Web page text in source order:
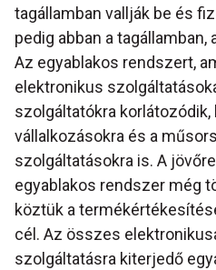
tagállamban vallják be és
pedig abban a
Az egyablakos rendszert,
elektronikus
szolgáltatókra
vállalkozásokra és a
szolgáltatásokra is. A
egyablakos rendszer még
köztük a
cél. Az összes
szolgáltatásra kiterjedő